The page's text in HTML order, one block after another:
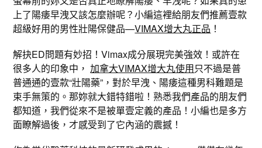
上了陽痿早洩又該怎麼辦呢？小編這裡給朋友們推薦壹款
超級好用的男性壯陽保健品—VIMAX增大丸正品 ！
解抉ED問題有妙招！Vimax成分展現完美強效！或許在
很多人的印象中，加拿大VIMAX增大丸使用只不過是普
普通通的壹款“壯陽藥”，對於早洩、陽痿這種男科難題是
束手無策的。那妳就大錯特錯啦！熟悉我們產品的朋友們
都知道，我們從來不是被單壹定義的產品！小編也是多方
面瞭解過後，才感受到了它內涵的震撼！